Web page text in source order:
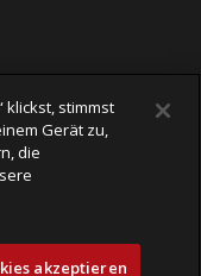
klickst, stimmst
Gerät zu,
die
akzeptieren